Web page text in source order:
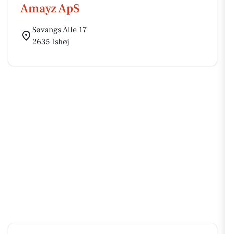
Amayz ApS
Søvangs Alle 17
2635 Ishøj